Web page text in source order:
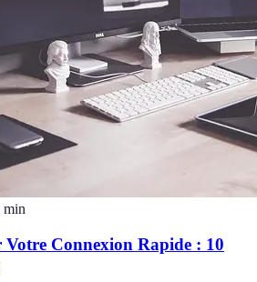
min
Votre Connexion Rapide : 10